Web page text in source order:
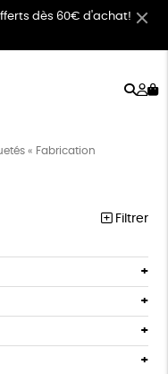
dès 60€ d'achat!
« Fabrication
Filtrer